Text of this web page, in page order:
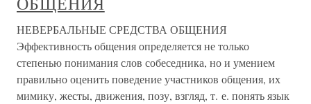
НЕВЕРБАЛЬНЫЕ СРЕДСТВА ОБЩЕНИЯ
Эффективность общения определяется не только
степенью понимания слов собеседника, но и умением
правильно оценить поведение участников общения, их
мимику, жесты, движения, позу, взгляд, т. е. понять язык